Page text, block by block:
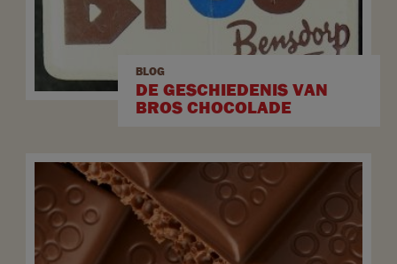
BLOG
DE GESCHIEDENIS VAN
BROS CHOCOLADE